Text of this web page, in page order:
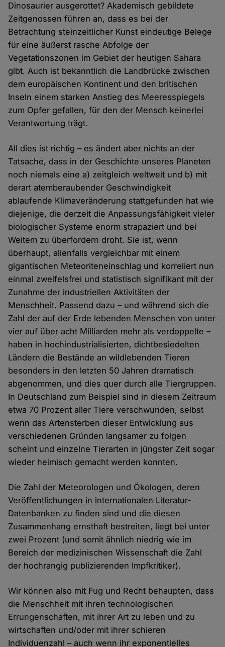
Dinosaurier ausgerottet? Akademisch gebildete
Zeitgenossen führen an, dass es bei der
Betrachtung steinzeitlicher Kunst eindeutige Belege
für eine äußerst rasche Abfolge der
Vegetationszonen im Gebiet der heutigen Sahara
gibt. Auch ist bekanntlich die Landbrücke zwischen
dem europäischen Kontinent und den britischen
Inseln einem starken Anstieg des Meeresspiegels
zum Opfer gefallen, für den der Mensch keinerlei
Verantwortung trägt.
All dies ist richtig – es ändert aber nichts an der
Tatsache, dass in der Geschichte unseres Planeten
noch niemals eine a) zeitgleich weltweit und b) mit
derart atemberaubender Geschwindigkeit
ablaufende Klimaveränderung stattgefunden hat wie
diejenige, die derzeit die Anpassungsfähigkeit vieler
biologischer Systeme enorm strapaziert und bei
Weitem zu überfordern droht. Sie ist, wenn
überhaupt, allenfalls vergleichbar mit einem
gigantischen Meteoriteneinschlag und korreliert nun
einmal zweifelsfrei und statistisch signifikant mit der
Zunahme der industriellen Aktivitäten der
Menschheit. Passend dazu – und während sich die
Zahl der auf der Erde lebenden Menschen von unter
vier auf über acht Milliarden mehr als verdoppelte –
haben in hochindustrialisierten, dichtbesiedelten
Ländern die Bestände an wildlebenden Tieren
besonders in den letzten 50 Jahren dramatisch
abgenommen, und dies quer durch alle Tiergruppen.
In Deutschland zum Beispiel sind in diesem Zeitraum
etwa 70 Prozent aller Tiere verschwunden, selbst
wenn das Artensterben dieser Entwicklung aus
verschiedenen Gründen langsamer zu folgen
scheint und einzelne Tierarten in jüngster Zeit sogar
wieder heimisch gemacht werden konnten.
Die Zahl der Meteorologen und Ökologen, deren
Veröffentlichungen in internationalen Literatur-
Datenbanken zu finden sind und die diesen
Zusammenhang ernsthaft bestreiten, liegt bei unter
zwei Prozent (und somit ähnlich niedrig wie im
Bereich der medizinischen Wissenschaft die Zahl
der hochrangig publizierenden Impfkritiker).
Wir können also mit Fug und Recht behaupten, dass
die Menschheit mit ihren technologischen
Errungenschaften, mit ihrer Art zu leben und zu
wirtschaften und/oder mit ihrer schieren
Individuenzahl – auch wenn ihr exponentielles